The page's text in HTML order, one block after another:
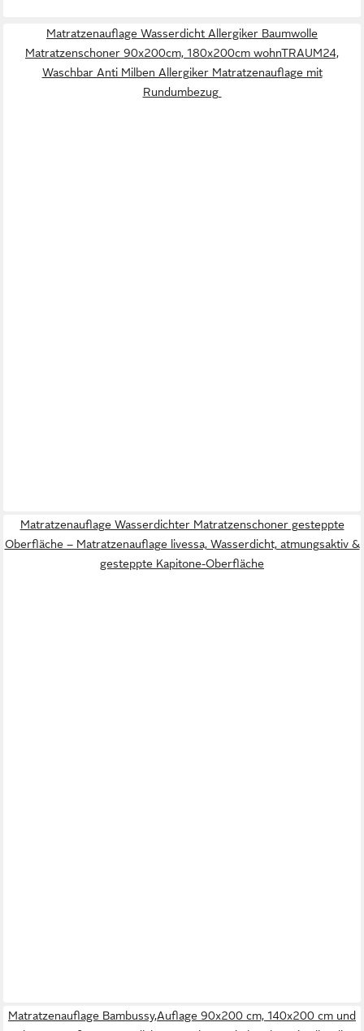
Matratzenauflage Wasserdicht Allergiker Baumwolle
Matratzenschoner 90x200cm, 180x200cm wohnTRAUM24,
Waschbar Anti Milben Allergiker Matratzenauflage mit
Rundumbezug
Matratzenauflage Wasserdichter Matratzenschoner gesteppte
Oberfläche – Matratzenauflage livessa, Wasserdicht, atmungsaktiv &
gesteppte Kapitone-Oberfläche
Matratzenauflage Bambussy,Auflage 90x200 cm, 140x200 cm und